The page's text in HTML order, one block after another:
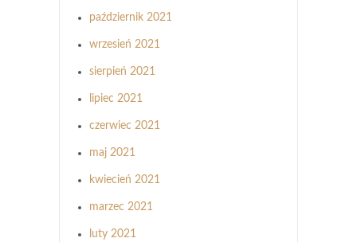
październik 2021
wrzesień 2021
sierpień 2021
lipiec 2021
czerwiec 2021
maj 2021
kwiecień 2021
marzec 2021
luty 2021